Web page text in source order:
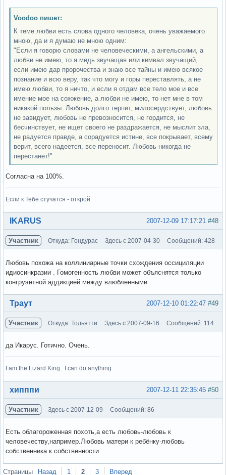
Voodoo пишет:
К теме любви есть слова одного человека, очень уважаемого
мною, да и я думаю не мною одним:
"Если я говорю словами не человеческими, а ангельскими, а
любви не имею, то я медь звучащая или кимвал звучащий,
если имею дар пророчества и знаю все тайны и имею всякое
познание и всю веру, так что могу и горы переставлять, а не
имею любви, то я ничто, и если я отдам все тело мое и все
имение мое на сожжение, а любви не имею, то нет мне в том
никакой пользы. Любовь долго терпит, милосердствует, любовь
не завидует, любовь не превозносится, не гордится, не
бесчинствует, не ищет своего не раздражается, не мыслит зла,
не радуется правде, а сорадуется истине, все покрывает, всему
верит, всего надеется, все переносит. Любовь никогда не
перестанет!"
Согласна на 100%.
Если к Тебе стучатся - открой.
Вне форума #48
2007-12-09 17:17:21
IKARUS
Участник Откуда: Гондурас Здесь с 2007-04-30 Сообщений: 428
Любовь похожа на коллиниарные точки схождения оссициляции
идиосинкразии . Гомогенность любви может объяснятся только
конгруэнтной аддикцией между влюбленными .
Вне форума #49
2007-12-10 01:22:47
Траут
Участник Откуда: Тольятти Здесь с 2007-09-16 Сообщений: 114
да Икарус. Готично. Очень.
I am the Lizard King. I can do anything
Вне форума #50
2007-12-11 22:35:45
хипппи
Участник Здесь с 2007-12-09 Сообщений: 86
Есть облагороженная похоть,а есть любовь-любовь к
человечеству,например.Любовь матери к ребёнку-любовь
собственника к собственности.
Вне форума
Страницы Назад 1 2 3 Вперед